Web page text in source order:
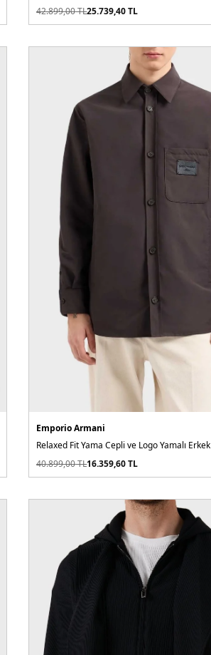
42.899,00TL25.739,40TL
Emporio Armani
40.899,00TL16.359,60TL